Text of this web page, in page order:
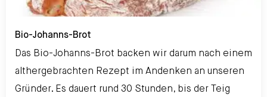
Bio-Johanns-Brot
Das Bio-Johanns-Brot backen wir darum nach einem
althergebrachten Rezept im Andenken an unseren
Gründer. Es dauert rund 30 Stunden, bis der Teig